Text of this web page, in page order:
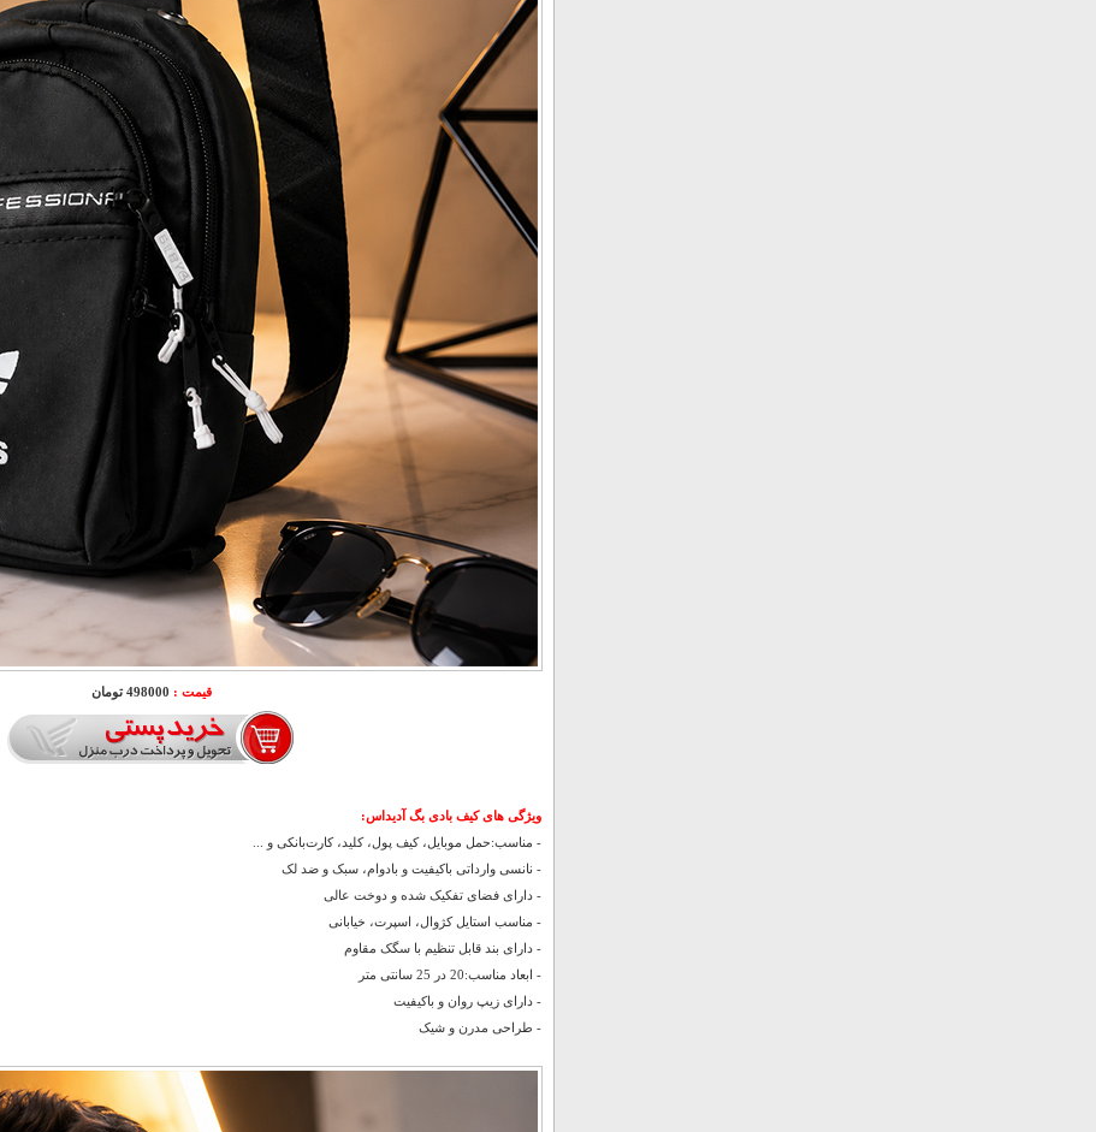
قیمت : 498000 تومان
ویژگی های کیف بادی بگ آدیداس:
- مناسب:حمل موبایل، کیف پول، کلید، کارت‌بانکی و ...
- نانسی وارداتی باکیفیت و بادوام، سبک و ضد لک
- دارای فضای تفکیک شده و دوخت عالی
- مناسب استایل کژوال، اسپرت، خیابانی
- دارای بند قابل تنظیم با سگک مقاوم
- ابعاد مناسب:20 در 25 سانتی متر
- دارای زیپ روان و باکیفیت
- طراحی مدرن و شیک